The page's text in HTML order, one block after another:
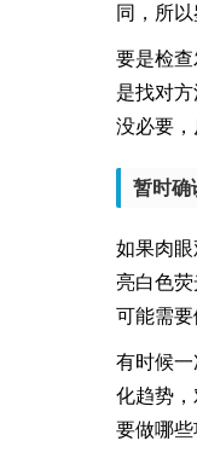
同，所以
要是检
是找对
没必要，
暂时确
如果肉
亮白色
可能需
有时候
化趋势
要做哪些